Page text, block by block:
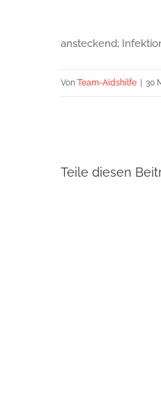
ansteckend;
Von Team-Aidshilfe 30
Teile diesen